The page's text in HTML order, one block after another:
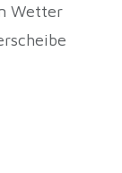
Wetter